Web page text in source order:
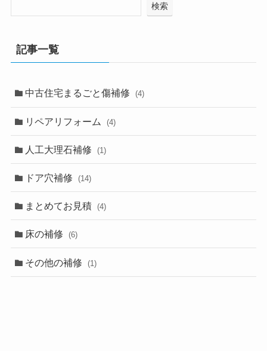
検索
記事一覧
中古住宅まるごと傷補修 (4)
リペアリフォーム (4)
人工大理石補修 (1)
ドア穴補修 (14)
まとめてお見積 (4)
床の補修 (6)
その他の補修 (1)